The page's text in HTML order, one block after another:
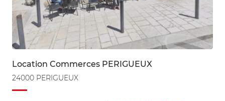
Location Commerces PERIGUEUX
24000 PERIGUEUX